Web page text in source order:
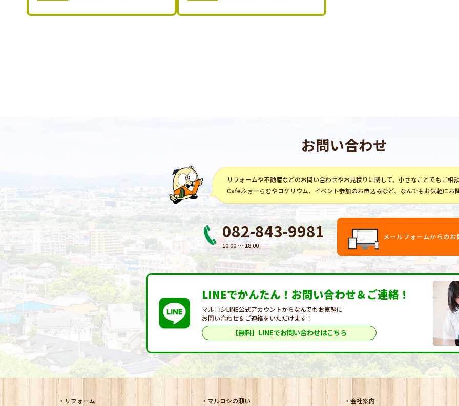
お問い合わせ
リフォームや不動産などのお問い合わせやお見積りに関して、小さなことでもご相
Cafeふぉーらむやコケリウム、イベント参加のお申込みなど、なんでもお気軽にお
082-843-9981
10:00 〜 18:00
メールフォームからのお
LINEでかんたん！ お問い合わせ＆ご連絡！
マルコシLINE公式アカウントからなんでもお気軽に
お問い合わせ＆ご連絡をいただけます！
【無料】LINEでお問い合わせはこちら
リフォーム
マルコシの願い
会社案内